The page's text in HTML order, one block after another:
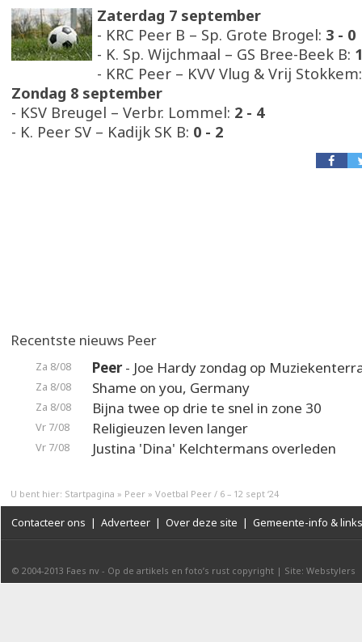
Zaterdag 7 september
- KRC Peer B – Sp. Grote Brogel: 3 - 0
- K. Sp. Wijchmaal – GS Bree-Beek B:
- KRC Peer – KVV Vlug & Vrij
Zondag 8 september
- KSV Breugel – Verbr. Lommel: 2 - 4
- K. Peer SV – Kadijk SK B: 0 - 2
Recentste nieuws Peer
Za 8/08 Peer- Joe Hardy zondag op
Za 8/08 Shame on you, Germany
Za 8/08 Bijna twee op drie te snel in zone 30
Vr 7/08 Religieuzen leven langer
Vr 7/08 Justina 'Dina' Kelchtermans overleden
U bent hier: Startpagina » Peer » Voetbal Peer / 6 – 12 sept ‘24
Contacteer ons | Adverteer | Over deze site | Gemeente-info & links
© 2004-2013 Faes nv - Op de artikels en foto’s rust copyright | Site: Webstylers